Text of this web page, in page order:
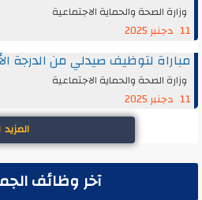
الصحة والحماية الاجتماعية
لتوظيف صيدلي من الدرجة الأولى -
الصحة والحماية الاجتماعية
◄
آخر وظائف